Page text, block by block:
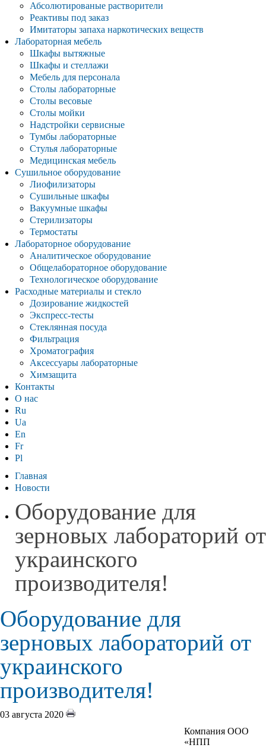
Абсолютированые растворители
Реактивы под заказ
Имитаторы запаха наркотических веществ
Лабораторная мебель
Шкафы вытяжные
Шкафы и стеллажи
Мебель для персонала
Столы лабораторные
Столы весовые
Столы мойки
Надстройки сервисные
Тумбы лабораторные
Стулья лабораторные
Медицинская мебель
Сушильное оборудование
Лиофилизаторы
Сушильные шкафы
Вакуумные шкафы
Стерилизаторы
Термостаты
Лабораторное оборудование
Аналитическое оборудование
Общелабораторное оборудование
Технологическое оборудование
Расходные материалы и стекло
Дозирование жидкостей
Экспресс-тесты
Стеклянная посуда
Фильтрация
Хроматография
Аксессуары лабораторные
Химзащита
Контакты
О нас
Ru
Ua
En
Fr
Pl
Главная
Новости
Оборудование для
зерновых лабораторий от
украинского
производителя!
Оборудование для
зерновых лабораторий от
украинского
производителя!
03 августа 2020
Компания ООО
«НПП